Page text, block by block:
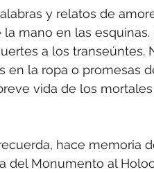
y relatos de
mano en las esquinas.
a los transeúntes.
en la ropa o promesas
vida de los
hace memoria
del Monumento al